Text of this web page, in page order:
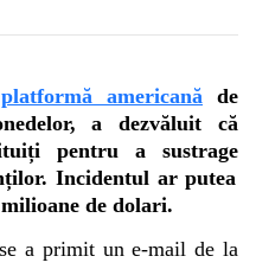
platformă americană de
a dezvăluit că
pentru a sustrage
Incidentul ar putea
de dolari.
a primit un e-mail de la